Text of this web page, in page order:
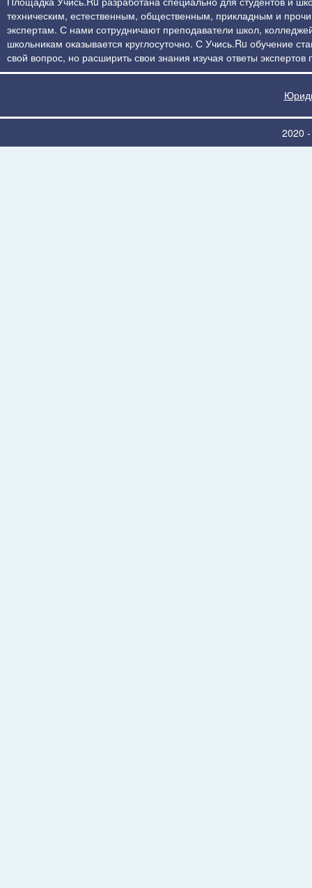
техническим, естественным, общественным, прикладным и
экспертам. С нами сотрудничают преподаватели школ,
школьникам оказывается круглосуточно. С Учись.Ru обучение
свой вопрос, но расширить свои знания изучая ответы
2020